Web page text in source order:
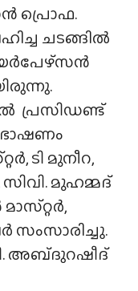
പ്രൊഫ.
ചടങ്ങിൽ
പ്രസിഡണ്ട്
ടി മുനീറ,
മുഹമ്മദ്
അബ്‌ദുറഷീദ്